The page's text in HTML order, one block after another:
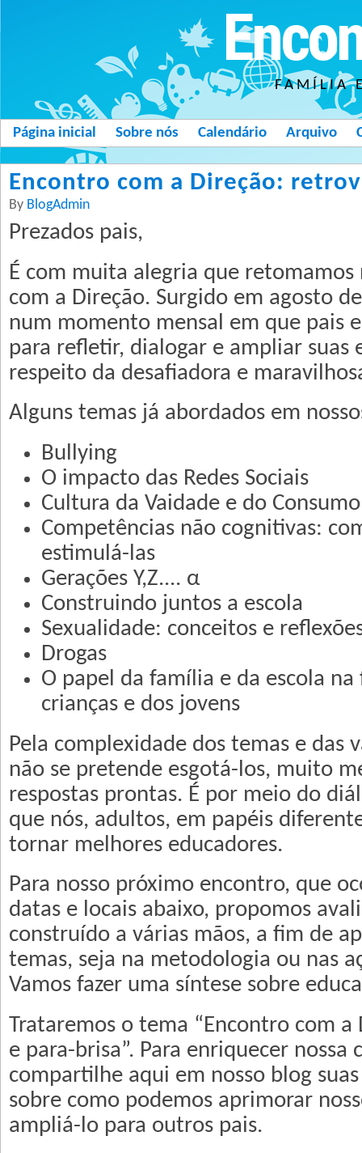
FAMÍLIA
Página inicial Sobre nós Calendário Arquivo
Encontro com a Direção:
By BlogAdmin
Prezados pais,
É com muita alegria que retomamos
com a Direção. Surgido em agosto
num momento mensal em que pais
para refletir, dialogar e ampliar suas
respeito da desafiadora e
Alguns temas já abordados em
Bullying
O impacto das Redes Sociais
Cultura da Vaidade e do Consumo
Competências não cognitivas:
estimulá-las
Gerações Y,Z.... α
Construindo juntos a escola
Sexualidade: conceitos e
Drogas
O papel da família e da escola na
crianças e dos jovens
Pela complexidade dos temas e das
não se pretende esgotá-los, muito
respostas prontas. É por meio do
que nós, adultos, em papéis
tornar melhores educadores.
Para nosso próximo encontro, que
datas e locais abaixo, propomos
construído a várias mãos, a fim de
temas, seja na metodologia ou nas
Vamos fazer uma síntese sobre
Trataremos o tema “Encontro com
e para-brisa”. Para enriquecer nossa
compartilhe aqui em nosso blog
sobre como podemos aprimorar
ampliá-lo para outros pais.